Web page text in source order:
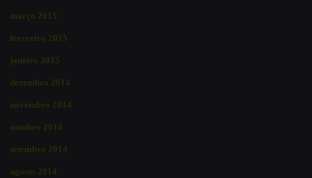
março 2015
fevereiro 2015
janeiro 2015
dezembro 2014
novembro 2014
outubro 2014
setembro 2014
agosto 2014